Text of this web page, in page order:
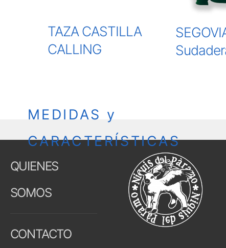
TAZA CASTILLA
CALLING
MEDIDAS y
CARACTERÍSTICAS
QUIENES
SOMOS
CONTACTO